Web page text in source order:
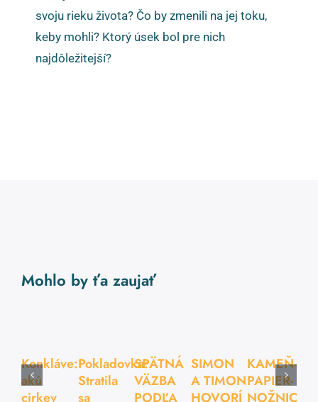
svoju rieku života? Čo by zmenili na jej toku,
keby mohli? Ktorý úsek bol pre nich
najdôležitejší?
Mohlo by ťa zaujať
Konkláve:
akú
cirkev
Pokladovka:
Stratila
sa
SPÄTNÁ
VÄZBA
PODĽA
SIMON
A TIMON
HOVORÍ
KAMEŇ-
PAPIER-
NOŽNICE